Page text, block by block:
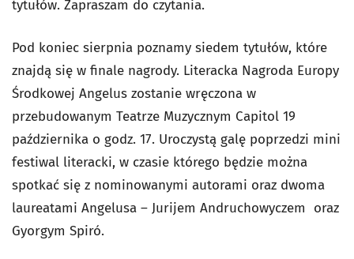
tytułów. Zapraszam do czytania.
Pod koniec sierpnia poznamy siedem tytułów, które
znajdą się w finale nagrody. Literacka Nagroda Europy
Środkowej Angelus zostanie wręczona w
przebudowanym Teatrze Muzycznym Capitol 19
października o godz. 17. Uroczystą galę poprzedzi mini
festiwal literacki, w czasie którego będzie można
spotkać się z nominowanymi autorami oraz dwoma
laureatami Angelusa – Jurijem Andruchowyczem oraz
Gyorgym Spiró.